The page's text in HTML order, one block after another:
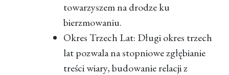
towarzyszem na drodze ku
bierzmowaniu.
Okres Trzech Lat: Długi okres trzech
lat pozwala na stopniowe zgłębianie
treści wiary, budowanie relacji z